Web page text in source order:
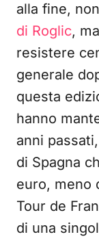
alla fine,
di Roglic,
resistere
generale
questa
hanno
anni
di Spagna
euro, meno
Tour de
di una